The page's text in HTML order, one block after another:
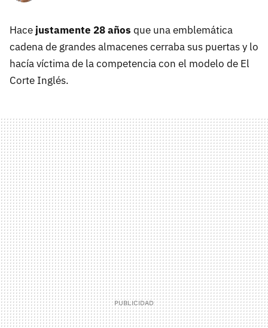
Hace justamente 28 años que una emblemática
cadena de grandes almacenes cerraba sus puertas y lo
hacía víctima de la competencia con el modelo de El
Corte Inglés.